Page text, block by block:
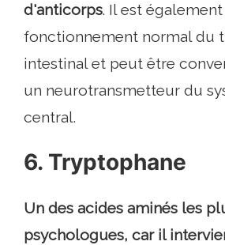
d'anticorps. Il est
fonctionnement normal du
intestinal et peut être
un neurotransmetteur du
central.
6. Tryptophane
Un des acides aminés les
psychologues, car il